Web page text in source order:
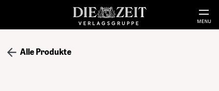
MENU
Alle Produkte